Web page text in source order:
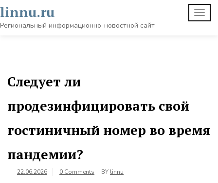
Skip
to
content
linnu.ru
Региональный информационно-новостной сайт
Следует ли
продезинфицировать свой
гостиничный номер во время
пандемии?
22.06.2026 0 Comments BY linnu